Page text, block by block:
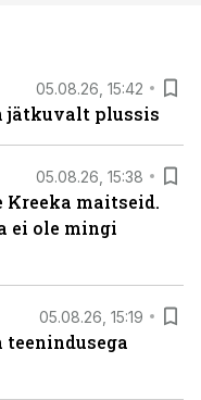
05.08.26, 15:42
jätkuvalt plussis
05.08.26, 15:38
Kreeka maitseid.
ei ole mingi
05.08.26, 15:19